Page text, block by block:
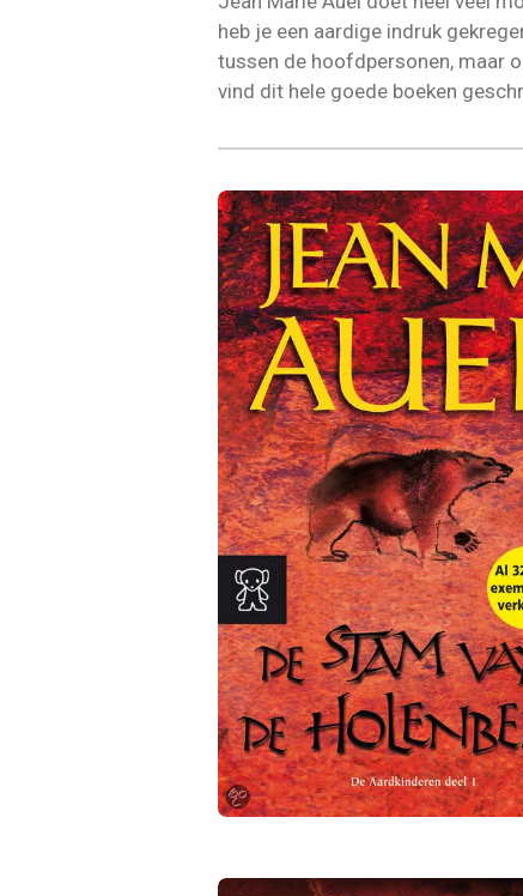
heb je een aardige indruk
tussen de hoofdpersonen, maar
vind dit hele goede boeken